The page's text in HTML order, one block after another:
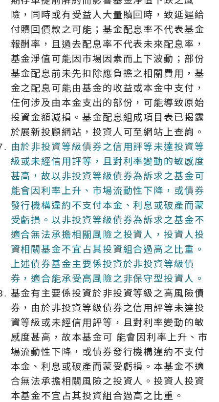
險，同時或有受益人大量贖回時，致延遲給
付贖回價款之可能；基金配息率不代表基金
報酬率，且過去配息率不代表未來配息率，
基金淨值可能因市場因素而上下波動；部份
基金配息前未先扣除應負擔之相關費用，基
金之配息可能由基金的收益或本金中支付，
任何涉及由本金支出的部份，可能導致原始
投資金額減損。基金配息組成項目表已揭露
於展新投顧網站，投資人可至網站上查詢。
由於非投資等級債券之信用評等未達投資等
級或未經信用評等，且對利率變動的敏感度
甚高，故以非投資等級債券為訴求之基金可
能會因利率上升、市場流動性下降，或債券
發行機構違約不支付本金、利息或破產而蒙
受虧損。以非投資等級債券為訴求之基金不
適合無法承擔相關風險之投資人，投資人投
資相關基金不宜占其投資組合過高之比重。
上述債券基金主要係投資於非投資等級債
券，適合能承受高風險之非保守型投資人。
基金有主要係投資於非投資等級之高風險債
券，由於非投資等級債券之信用評等未達投
資等級或未經信用評等，且對利率變動的敏
感度甚高，故本基金可 能會因利率上升、市
場流動性下降，或債券發行機構違約不支付
本金、利息或破產而蒙受虧損。本基金不適
合無法承擔相關風險之投資人。投資人投資
本基金不宜占其投資組合過高之比重。